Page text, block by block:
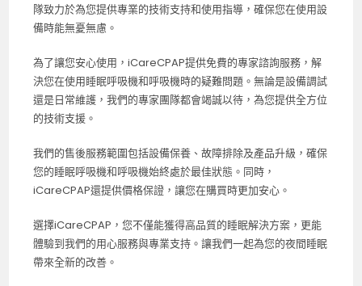
隊致力於為您提供專業的技術支持和使用指導，確保您在使用設
備時能無憂無慮。
為了讓您安心使用，iCareCPAP提供免費的專家諮詢服務，解
決您在使用睡眠呼吸機和呼吸機時的疑難問題。無論是設備調試
還是日常維護，我們的專家團隊都會竭誠以待，為您提供全方位
的技術支援。
我們的售後服務範圍包括設備保養、故障排除及產品升級，確保
您的睡眠呼吸機和呼吸機始終處於最佳狀態。同時，
iCareCPAP還提供價格保證，讓您在購買時更加安心。
選擇iCareCPAP，您不僅能獲得高品質的睡眠解決方案，更能
體驗到我們的用心服務與專業支持。讓我們一起為您的夜間睡眠
帶來全新的改善。